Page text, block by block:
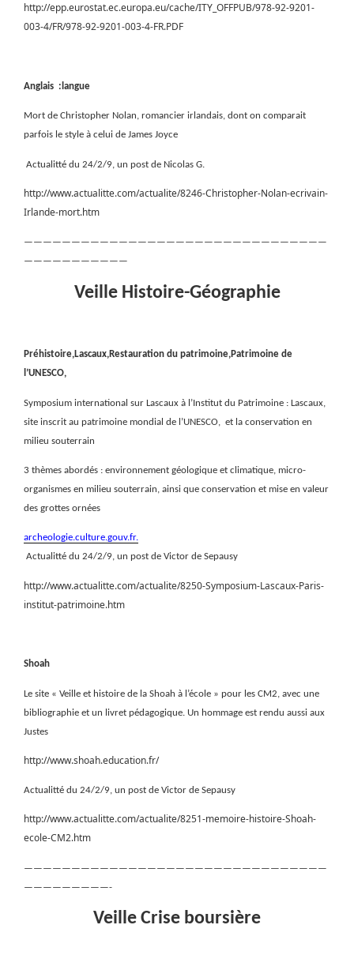
http://epp.eurostat.ec.europa.eu/cache/ITY_OFFPUB/978-92-9201-
003-4/FR/978-92-9201-003-4-FR.PDF
Anglais :langue
Mort de Christopher Nolan, romancier irlandais, dont on comparait
parfois le style à celui de James Joyce
Actualitté du 24/2/9, un post de Nicolas G.
http://www.actualitte.com/actualite/8246-Christopher-Nolan-ecrivain-
Irlande-mort.htm
————————————————————————————————
———————————
Veille Histoire-Géographie
Préhistoire,Lascaux,Restauration du patrimoine,Patrimoine de
l’UNESCO,
Symposium international sur Lascaux à l’Institut du Patrimoine : Lascaux,
site inscrit au patrimoine mondial de l’UNESCO,
et la conservation en
milieu souterrain
3 thèmes abordés : environnement géologique et climatique, micro-
organismes en milieu souterrain, ainsi que conservation et mise en valeur
des grottes ornées
archeologie.culture.gouv.fr.
Actualitté du 24/2/9, un post de Victor de Sepausy
http://www.actualitte.com/actualite/8250-Symposium-Lascaux-Paris-
institut-patrimoine.htm
Shoah
Le site « Veille et histoire de la Shoah à l’école » pour les CM2, avec une
bibliographie et un livret pédagogique. Un hommage est rendu aussi aux
Justes
http://www.shoah.education.fr/
Actualitté du 24/2/9, un post de Victor de Sepausy
http://www.actualitte.com/actualite/8251-memoire-histoire-Shoah-
ecole-CM2.htm
————————————————————————————————
—————————-
Veille Crise boursière